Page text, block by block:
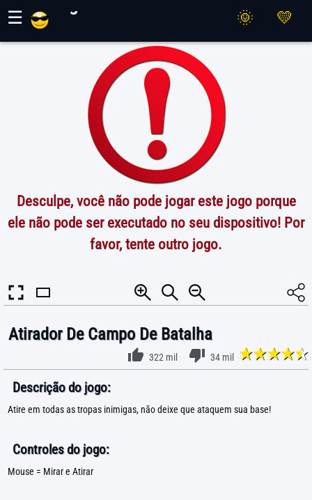
☰
Desculpe, você não pode jogar este jogo porque
ele não pode ser executado no seu dispositivo! Por
favor, tente outro jogo.
Atirador De Campo De Batalha
322 mil 34 mil
Descrição do jogo:
Atire em todas as tropas inimigas, não deixe que ataquem sua base!
Controles do jogo:
Mouse = Mirar e Atirar